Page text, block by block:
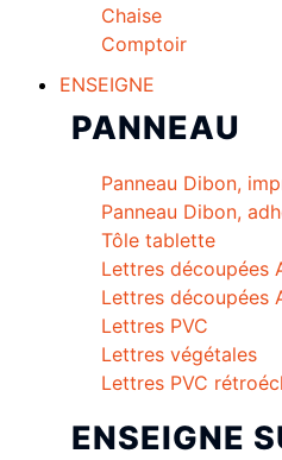
Chaise
Comptoir
ENSEIGNE
PANNEAU
Panneau Dibon,
Panneau Dibon,
Tôle tablette
Lettres découpées
Lettres découpées
Lettres PVC
Lettres végétales
Lettres PVC
ENSEIGNE